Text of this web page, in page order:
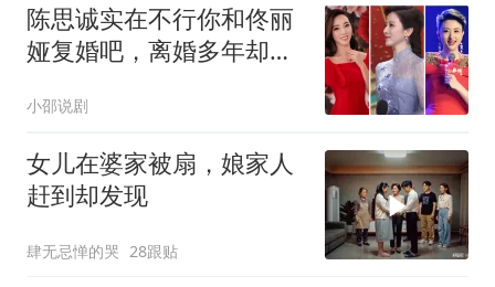
陈思诚实在不行你和佟丽
娅复婚吧，离婚多年却生
小邵说剧
女儿在婆家被扇，娘家人
赶到却发现
肆无忌惮的哭 28跟贴